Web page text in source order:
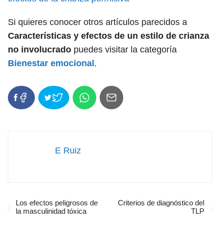
Si quieres conocer otros artículos parecidos a
Características y efectos de un estilo de crianza
no involucrado puedes visitar la categoría
Bienestar emocional .
E Ruiz
Los efectos peligrosos de
la masculinidad tóxica
Criterios de diagnóstico del
TLP